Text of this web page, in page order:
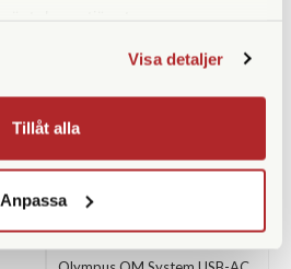
Visa detaljer
Tillåt alla
Anpassa
Olympus